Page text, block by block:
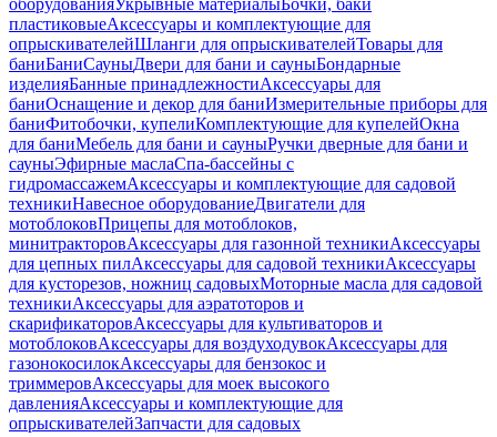
оборудованияУкрывные материалыБочки, баки
пластиковыеАксессуары и комплектующие для
опрыскивателейШланги для опрыскивателейТовары для
баниБаниСауныДвери для бани и сауныБондарные
изделияБанные принадлежностиАксессуары для
баниОснащение и декор для баниИзмерительные приборы для
баниФитобочки, купелиКомплектующие для купелейОкна
для баниМебель для бани и сауныРучки дверные для бани и
сауныЭфирные маслаСпа-бассейны с
гидромассажемАксессуары и комплектующие для садовой
техникиНавесное оборудованиеДвигатели для
мотоблоковПрицепы для мотоблоков,
минитракторовАксессуары для газонной техникиАксессуары
для цепных пилАксессуары для садовой техникиАксессуары
для кусторезов, ножниц садовыхМоторные масла для садовой
техникиАксессуары для аэратоторов и
скарификаторовАксессуары для культиваторов и
мотоблоковАксессуары для воздуходувокАксессуары для
газонокосилокАксессуары для бензокос и
триммеровАксессуары для моек высокого
давленияАксессуары и комплектующие для
опрыскивателейЗапчасти для садовых